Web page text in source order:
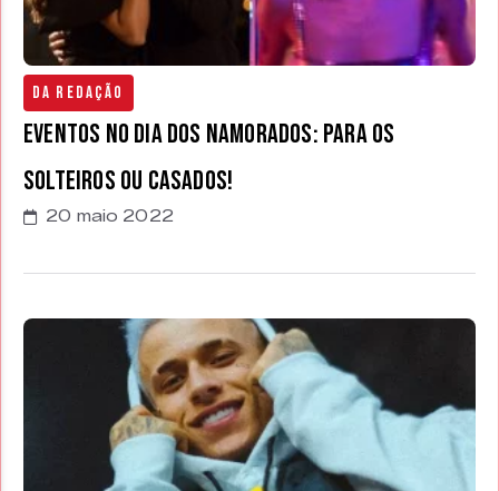
Da Redação
Eventos no Dia dos Namorados: para os
solteiros ou casados!
20 maio 2022